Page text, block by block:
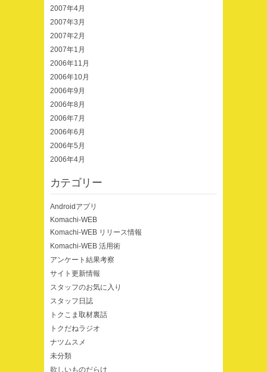
2007年4月
2007年3月
2007年2月
2007年1月
2006年11月
2006年10月
2006年9月
2006年8月
2006年7月
2006年6月
2006年5月
2006年4月
カテゴリー
Androidアプリ
Komachi-WEB
Komachi-WEB リリース情報
Komachi-WEB 活用術
アンケート結果考察
サイト更新情報
スタッフのお気に入り
スタッフ日誌
トクこま取材裏話
トクだねラジオ
ナツムスメ
未分類
欲しいものだらけ